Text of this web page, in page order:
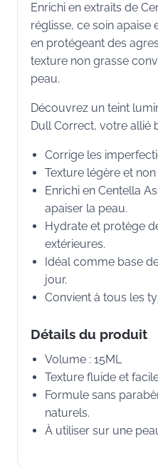
Enrichi en extraits de
réglisse, ce soin apaise
en protégeant des
texture non grasse
peau.
Découvrez un teint
Dull Correct, votre allié
Corrige les
Texture légère et non
Enrichi en Centella
apaiser la peau.
Hydrate et protège
extérieures.
Idéal comme base
jour.
Convient à tous les
Détails du produit
Volume : 15ML
Texture fluide et
Formule sans
naturels.
À utiliser sur une